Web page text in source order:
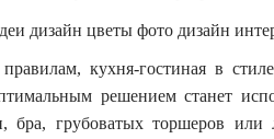
правилам, кухня-гостиная в
решением станет
бра, грубоватых торшеров